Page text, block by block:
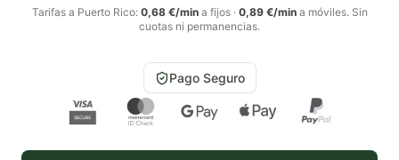
Tarifas a Puerto Rico: 0,68 €/mina fijos· 0,89 €/mina móviles. Sin
cuotas ni permanencias.
Pago Seguro